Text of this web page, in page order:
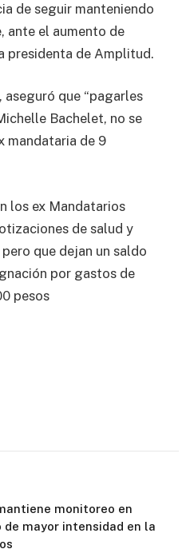
de seguir manteniendo
ante el aumento de
presidenta de Amplitud.
que “pagarles
Bachelet, no se
mandataria de 9
los ex Mandatarios
de salud y
que dejan un saldo
por gastos de
pesos
monitoreo en
mayor intensidad en la